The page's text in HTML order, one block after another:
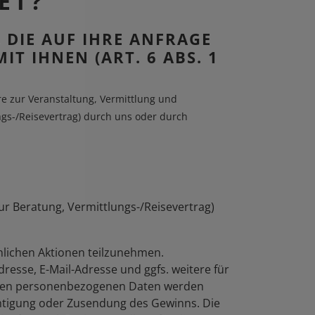
AUF IHRE ANFRAGE
IHNEN (ART. 6 ABS. 1
zur Veranstaltung, Vermittlung und
Reisevertrag) durch uns oder durch
Beratung, Vermittlungs-/Reisevertrag)
Aktionen teilzunehmen.
E-Mail-Adresse und ggfs. weitere für
personenbezogenen Daten werden
oder Zusendung des Gewinns. Die